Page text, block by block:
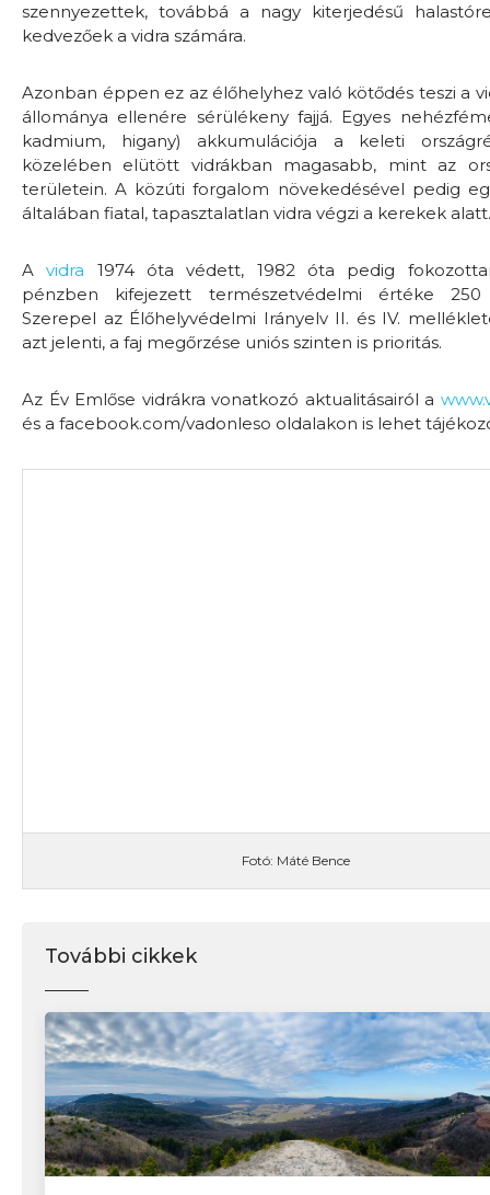
szennyezettek, továbbá a nagy kiterjedésű
kedvezőek a vidra számára.
Azonban éppen ez az élőhelyhez való kötődés teszi a
állománya ellenére sérülékeny fajjá. Egyes
kadmium, higany) akkumulációja a keleti
közelében elütött vidrákban magasabb, mint az
területein. A közúti forgalom növekedésével pedig
általában fiatal, tapasztalatlan vidra végzi a kerekek alatt.
Avidra 1974 óta védett, 1982 óta pedig
pénzben kifejezett természetvédelmi értéke
Szerepel az Élőhelyvédelmi Irányelv II. és IV.
azt jelenti, a faj megőrzése uniós szinten is prioritás.
Az Év Emlőse vidrákra vonatkozó aktualitásairól a
és a facebook.com/vadonleso oldalakon is lehet
Fotó: Máté Bence
További cikkek